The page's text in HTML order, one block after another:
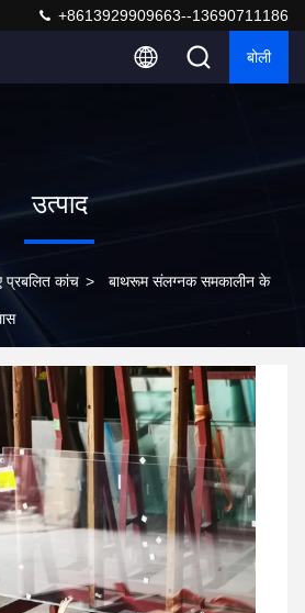
+8613929909663--13690711186
बोली
उत्पाद
प्रबलित कांच > बाथरूम संलग्नक समकालीन के